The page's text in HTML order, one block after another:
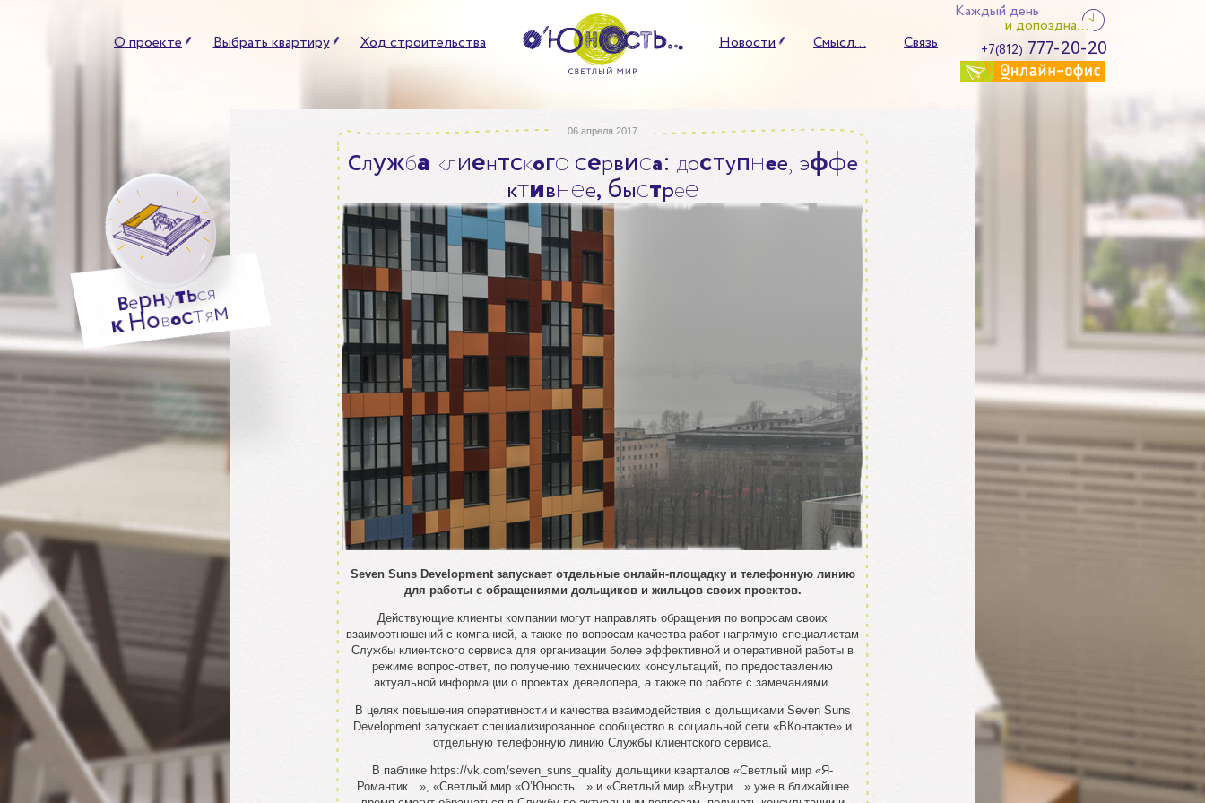
Каждый день
и допоздна...
+7(812) 777-20-20
О проекте Выбрать квартиру Ход строительства Новости Смысл... Связь
Вернуться
кНовостям
06 апреля 2017
Служба клиентскогосервиса: доступнее, эффе
ктивнее, быстрее
Seven Suns Development запускает отдельные онлайн-площадку и телефонную линию
для работы с обращениями дольщиков и жильцов своих проектов.
Действующие клиенты компании могут направлять обращения по вопросам своих
взаимоотношений с компанией, а также по вопросам качества работ напрямую специалистам
Службы клиентского сервиса для организации более эффективной и оперативной работы в
режиме вопрос-ответ, по получению технических консультаций, по предоставлению
актуальной информации о проектах девелопера, а также по работе с замечаниями.
В целях повышения оперативности и качества взаимодействия с дольщиками Seven Suns
Development запускает специализированное сообщество в социальной сети «ВКонтакте» и
отдельную телефонную линию Службы клиентского сервиса.
В паблике https://vk.com/seven_suns_quality дольщики кварталов «Светлый мир «Я-
Романтик…», «Светлый мир «О’Юность…» и «Светлый мир «Внутри…» уже в ближайшее